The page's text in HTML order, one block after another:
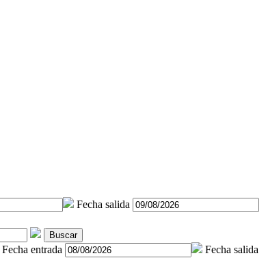
Fecha salida
Buscar
Fecha entrada Fecha salida